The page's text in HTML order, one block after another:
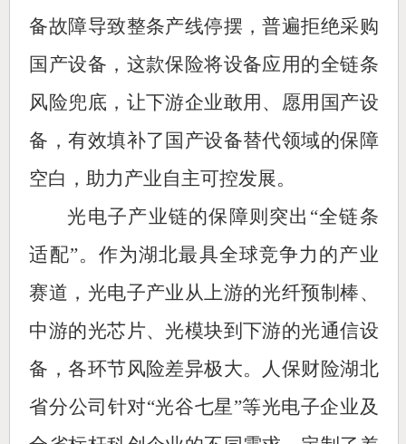
备故障导致整条产线停摆，普遍拒绝采购
国产设备，这款保险将设备应用的全链条
风险兜底，让下游企业敢用、愿用国产设
备，有效填补了国产设备替代领域的保障
空白，助力产业自主可控发展。
光电子产业链的保障则突出“全链条
适配”。作为湖北最具全球竞争力的产业
赛道，光电子产业从上游的光纤预制棒、
中游的光芯片、光模块到下游的光通信设
备，各环节风险差异极大。人保财险湖北
省分公司针对“光谷七星”等光电子企业及